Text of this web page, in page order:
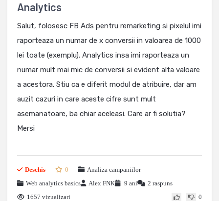
Analytics
Salut, folosesc FB Ads pentru remarketing si pixelul imi
raporteaza un numar de x conversii in valoarea de 1000
lei toate (exemplu). Analytics insa imi raporteaza un
numar mult mai mic de conversii si evident alta valoare
a acestora. Stiu ca e diferit modul de atribuire, dar am
auzit cazuri in care aceste cifre sunt mult
asemanatoare, ba chiar aceleasi. Care ar fi solutia?
Mersi
Deschis 0
Analiza campaniilor
Web analytics basics
Alex FNK 9 ani
2 raspuns
1657 vizualizari
0